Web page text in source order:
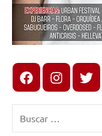
FacebookInstagram
X